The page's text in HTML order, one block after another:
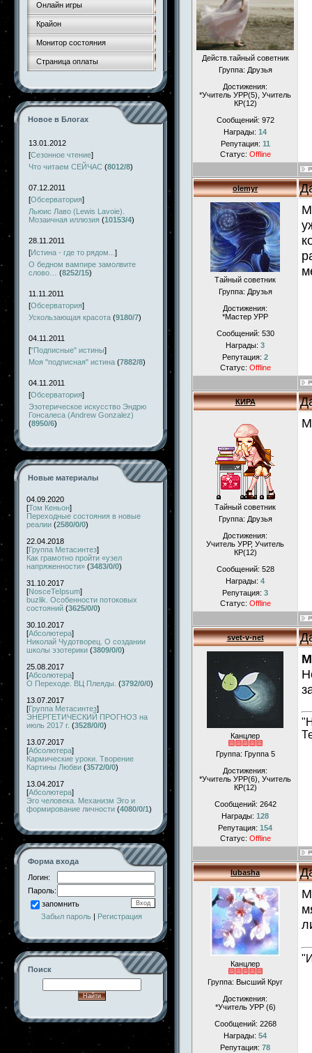
Онлайн игры
Крайон
Монитор состояния
Страница оплаты
Новое в Блогах
13.01.2012
[Сезонное чтение]
Что читаем СЕЙЧАС (8012/8)
07.12.2011
[Обсерватория]
Льюис Лаво (Lewis Lavoie).
Мозаичная иллюзия (10153/4)
28.11.2011
[Истина - где то рядом... ]
О бедном вампире замолвите
слово…
(8252/15)
11.11.2011
[Обсерватория]
Ускользающая красота (9180/7)
04.11.2011
["Подписные" истины]
Моя "подписная" истина (7882/8)
04.11.2011
[Обсерватория]
Эзотерическое искусство Эндрю
Гонсалеса (Andrew Gonzalez)
(8950/6)
Новые материалы
04.09.2020
[Том Кеньон]
Переходные состояния в новые
реалии (2580/0/0)
22.04.2018
[Группа Метасинтез]
Как грамотно пройти «узел
напряженности» (3483/0/0)
31.10.2017
[NosceTeIpsum]
buzlik. Особенности потоковых
состояний (3625/0/0)
30.10.2017
[Абсолютера]
Николай Чудотворец. О создании
школы эзотерики (3809/0/0)
25.08.2017
[Абсолютера]
О Переходе. ВЦ Плеяды. (3792/0/0)
13.07.2017
[Группа Метасинтез]
ЭНЕРГЕТИЧЕСКИЙ ПРОГНОЗ на
июль 2017 г. (3528/0/0)
13.07.2017
[Абсолютера]
Кармические уроки. Творение
Картины Любви (3572/0/0)
13.04.2017
[Абсолютера]
Эго человека. Механизм Эго и
формирование личности (4080/0/1)
Форма входа
Логин:
Пароль:
запомнить
Забыл пароль | Регистрация
Поиск
Действ.тайный советник
Группа: Друзья
Достижения:
*Учитель УРР(5), Учитель
КР(12)
Сообщений: 972
Награды: 14
Репутация: 11
Статус: Offline
olemyr
Тайный советник
Группа: Друзья
Достижения:
*Мастер УРР
Сообщений: 530
Награды: 3
Репутация: 2
Статус: Offline
КИРА
Тайный советник
Группа: Друзья
Достижения:
Учитель УРР, Учитель
КР(12)
Сообщений: 528
Награды: 4
Репутация: 3
Статус: Offline
svet-v-net
Канцлер
Группа: Группа 5
Достижения:
*Учитель УРР(6), Учитель
КР(12)
Сообщений: 2642
Награды: 128
Репутация: 154
Статус: Offline
lubasha
Канцлер
Группа: Высший Круг
Достижения:
*Учитель УРР (6)
Сообщений: 2268
Награды: 54
Репутация: 78